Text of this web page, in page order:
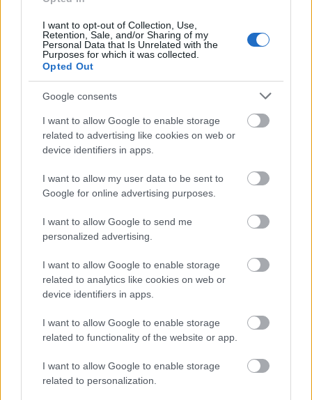
I want to opt-out of Collection, Use,
Retention, Sale, and/or Sharing of my
Personal Data that Is Unrelated with the
Purposes for which it was collected.
Opted Out
Google consents
I want to allow Google to enable storage
related to advertising like cookies on web or
device identifiers in apps.
I want to allow my user data to be sent to
Google for online advertising purposes.
I want to allow Google to send me
personalized advertising.
I want to allow Google to enable storage
related to analytics like cookies on web or
device identifiers in apps.
I want to allow Google to enable storage
related to functionality of the website or app.
I want to allow Google to enable storage
related to personalization.
Tilaa uutiskirjeemme
LUETUIMMAT